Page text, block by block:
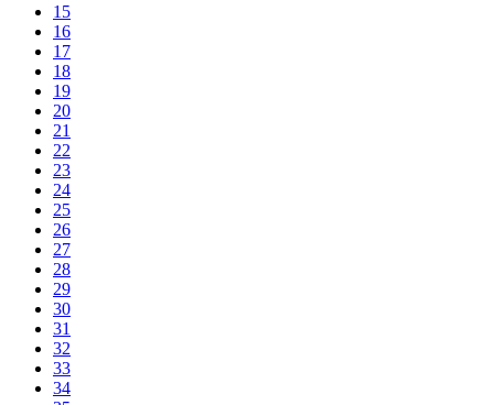
15
16
17
18
19
20
21
22
23
24
25
26
27
28
29
30
31
32
33
34